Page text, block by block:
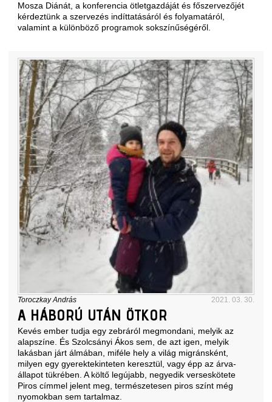
Mosza Diánát, a konferencia ötletgazdáját és főszervezőjét
kérdeztünk a szervezés indíttatásáról és folyamatáról,
valamint a különböző programok sokszínűségéről.
Toroczkay András 2021. 03. 30.
A HÁBORÚ UTÁN ÖTKOR
Kevés ember tudja egy zebráról megmondani, melyik az
alapszíne. És Szolcsányi Ákos sem, de azt igen, melyik
lakásban járt álmában, miféle hely a világ migránsként,
milyen egy gyerektekinteten keresztül, vagy épp az árva-
állapot tükrében. A költő legújabb, negyedik verseskötete
Piros címmel jelent meg, természetesen piros színt még
nyomokban sem tartalmaz.